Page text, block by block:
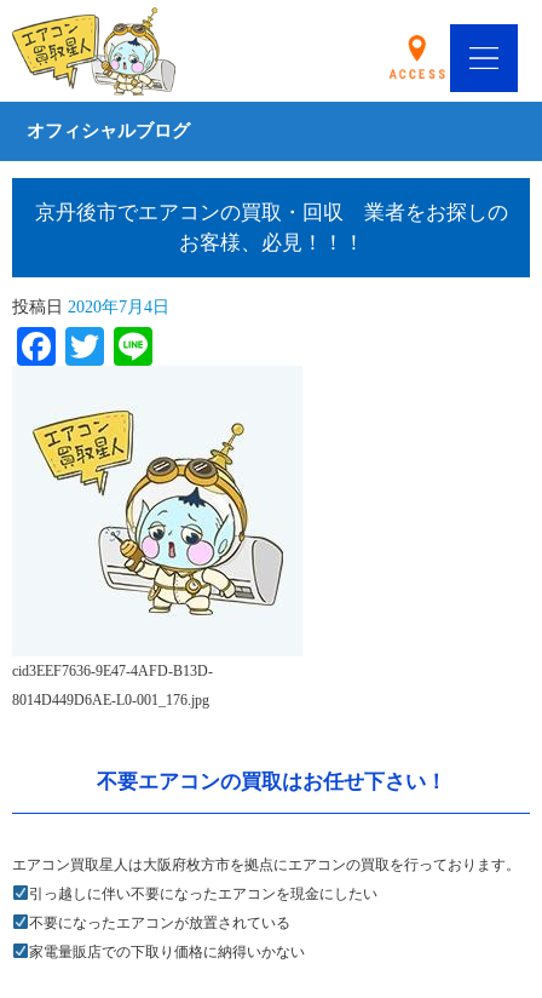
オフィシャルブログ
京丹後市でエアコンの買取・回収 業者をお探しの
お客様、必見！！！
投稿日 2020年7月4日
Facebook
Twitter
cid3EEF7636-9E47-4AFD-B13D-
8014D449D6AE-L0-001_176.jpg
不要エアコンの買取はお任せ下さい！
エアコン買取星人は大阪府枚方市を拠点にエアコンの買取を行っております。
引っ越しに伴い不要になったエアコンを現金にしたい
不要になったエアコンが放置されている
家電量販店での下取り価格に納得いかない